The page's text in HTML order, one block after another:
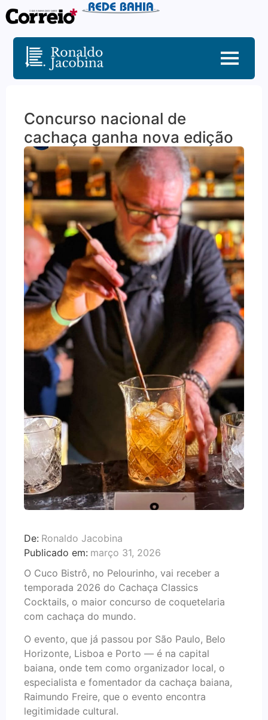
Concurso nacional de
cachaça ganha nova edição
De: Ronaldo Jacobina
Publicado em: março 31, 2026
O Cuco Bistrô, no Pelourinho, vai receber a
temporada 2026 do Cachaça Classics
Cocktails, o maior concurso de coquetelaria
com cachaça do mundo.
O evento, que já passou por São Paulo, Belo
Horizonte, Lisboa e Porto — é na capital
baiana, onde tem como organizador local, o
especialista e fomentador da cachaça baiana,
Raimundo Freire, que o evento encontra
legitimidade cultural.